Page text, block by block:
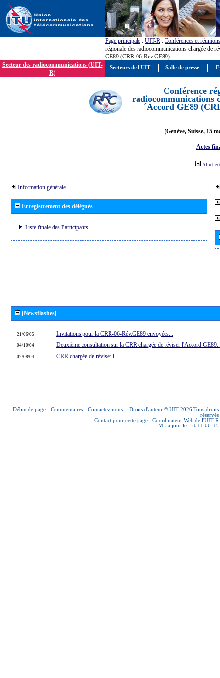
Page principale : UIT-R : Conférences et réunions
régionale des radiocommunications chargée de
GE89 (CRR-06-Rev.GE89)
Secteur des radiocommunications (UIT-
R)
Conférence
radiocommunications
´Accord GE89
(Genève, Suisse, 15
Actes
Afficher
Information générale
Enregistrement des délégués
Liste finale des Participants
[Newsflashes]
21/06/05 Invitations pour la CRR-06-Rév.GE89 envoyées...
04/10/04 Deuxième consultation sur la CRR chargée de réviser l'Accord
02/08/04 CRR chargée de réviser l
Début de page - Commentaires - Contactez-nous - Droits d'auteur © UIT 2026 Tous droits
réservés
Contact pour cette page : Coordinateur Web de l'UIT-R
Mis à jour le : 2011-06-15
Secteurs de l'UIT Salle de presse